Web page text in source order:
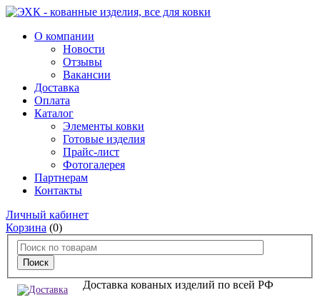
О компании
Новости
Отзывы
Вакансии
Доставка
Оплата
Каталог
Элементы ковки
Готовые изделия
Прайс-лист
Фотогалерея
Партнерам
Контакты
Личный кабинет
Корзина (0)
Доставка кованых изделий по всей РФ